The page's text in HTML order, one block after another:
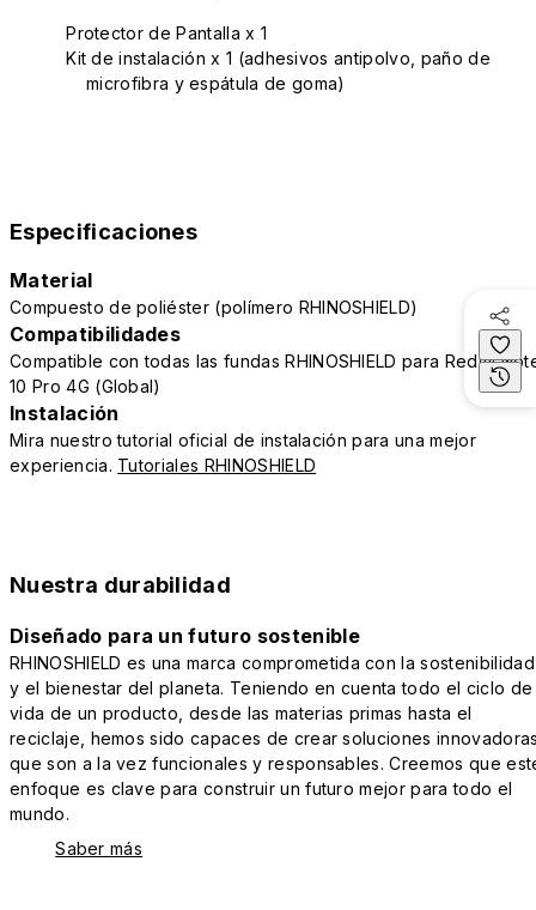
Protector de Pantalla x 1
Kit de instalación x 1 (adhesivos antipolvo, paño de
microfibra y espátula de goma)
Especificaciones
Material
Compuesto de poliéster (polímero RHINOSHIELD)
Compatibilidades
Compatible con todas las fundas RHINOSHIELD para Redmi
10 Pro 4G (Global)
Instalación
Mira nuestro tutorial oficial de instalación para una mejor
experiencia. Tutoriales RHINOSHIELD
Nuestra durabilidad
Diseñado para un futuro sostenible
RHINOSHIELD es una marca comprometida con la sostenibilidad
y el bienestar del planeta. Teniendo en cuenta todo el ciclo de
vida de un producto, desde las materias primas hasta el
reciclaje, hemos sido capaces de crear soluciones
que son a la vez funcionales y responsables. Creemos que
enfoque es clave para construir un futuro mejor para todo el
mundo.
Saber más